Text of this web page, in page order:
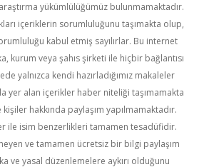
yükümlülüğümüz bulunmamaktadır.
içeriklerin sorumluluğunu taşımakta olup,
kabul etmiş sayılırlar. Bu internet
kurum veya şahıs şirketi ile hiçbir bağlantısı
yalnızca kendi hazırladığımız makaleler
yer alan içerikler haber niteliği taşımamakta
hakkında paylaşım yapılmamaktadır.
ile isim benzerlikleri tamamen tesadüfidir.
ve tamamen ücretsiz bir bilgi paylaşım
ve yasal düzenlemelere aykırı olduğunu